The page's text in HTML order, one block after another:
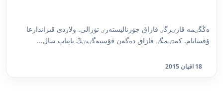
ەڭگٸمە قازٸرگٸ قازاق جۋرناليستەرٸ تۋرالى. ولاردى قىراندارعا
ۇقساتام. كەدٸمگٸ قازاق دەگەن قۇسبەگٸنٸڭ باپتاپ سال...
18 اقپان 2015